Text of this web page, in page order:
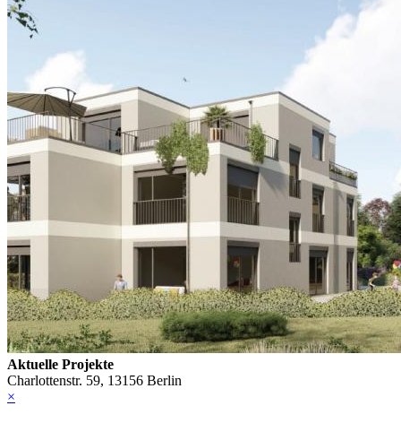
Aktuelle Projekte
Charlottenstr. 59, 13156 Berlin
×